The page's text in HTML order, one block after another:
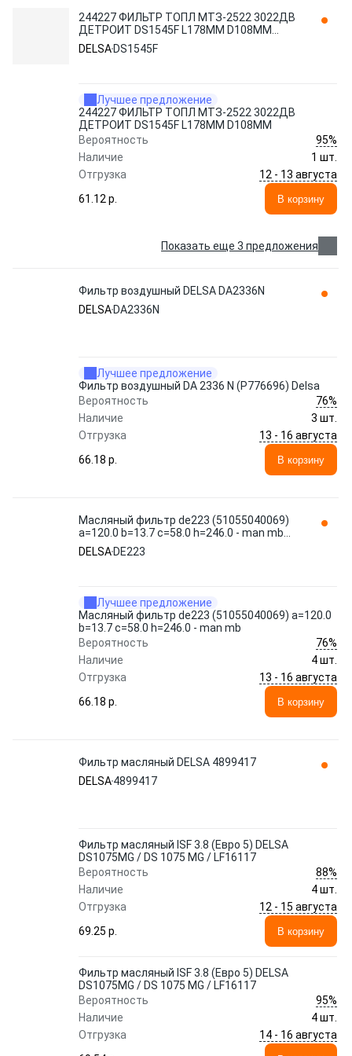
244227 ФИЛЬТР ТОПЛ МТЗ-2522 3022ДВ
ДЕТРОИТ DS1545F L178ММ D108ММ
DELSA
DELSA DS1545F
Лучшее предложение
244227 ФИЛЬТР ТОПЛ МТЗ-2522 3022ДВ
ДЕТРОИТ DS1545F L178ММ D108ММ
Вероятность
95%
Наличие
1 шт.
Отгрузка
12 - 13 августа
61.12 p.
В корзину
Показать еще 3 предложения
Фильтр воздушный DELSA DA2336N
DELSA DA2336N
Лучшее предложение
Фильтр воздушный DA 2336 N (Р776696) Delsa
Вероятность
76%
Наличие
3 шт.
Отгрузка
13 - 16 августа
66.18 p.
В корзину
Масляный фильтр de223 (51055040069)
a=120.0 b=13.7 c=58.0 h=246.0 - man mb
DELSA
DELSA DE223
Лучшее предложение
Масляный фильтр de223 (51055040069) a=120.0
b=13.7 c=58.0 h=246.0 - man mb
Вероятность
76%
Наличие
4 шт.
Отгрузка
13 - 16 августа
66.18 p.
В корзину
Фильтр масляный DELSA 4899417
DELSA4899417
Фильтр масляный ISF 3.8 (Евро 5) DELSA
DS1075MG / DS 1075 MG / LF16117
Вероятность
88%
Наличие
4 шт.
Отгрузка
12 - 15 августа
69.25 p.
В корзину
Фильтр масляный ISF 3.8 (Евро 5) DELSA
DS1075MG / DS 1075 MG / LF16117
Вероятность
95%
Наличие
4 шт.
Отгрузка
14 - 16 августа